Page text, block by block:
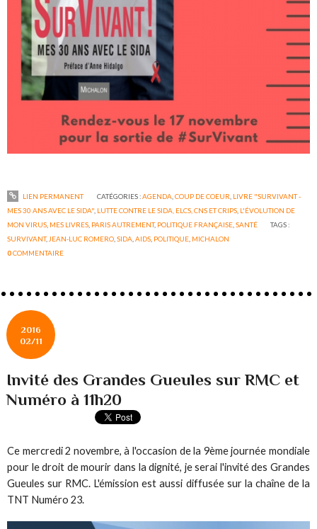
LIEN PERMANENT CATÉGORIES :AGENDA,COUP DE COEUR, LIVRE "SURVIVANT -
MES 30 ANS AVEC LE SIDA", LUTTE CONTRE LE SIDA, ELCS, CNS ET CRIPS, L'ÉVOLUTION DE
MON VIRUS, MES LIVRES, PARIS AUTREMENT, POLITIQUE FRANÇAISE,SANTÉ
TAGS :
SURVIVANT,JEAN-LUC ROMERO,SIDA,AIDS, POLITIQUE, MICHALON
0COMMENTAIRE
2016
02/11
Invité des Grandes Gueules sur RMC et
Numéro à 11h20
Ce mercredi 2 novembre, à l'occasion de la 9ème journée mondiale
pour le droit de mourir dans la dignité, je serai l'invité des Grandes
Gueules sur RMC. L'émission est aussi diffusée sur la chaîne de la
TNT Numéro 23.